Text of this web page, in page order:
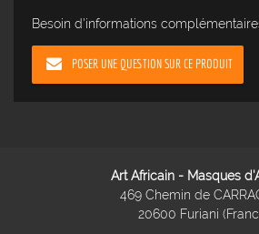
Besoin d'informations
POSER UNE QUESTION SUR CE PRODUIT
Art Africain - Masques
469 Chemin de
20600 Furiani